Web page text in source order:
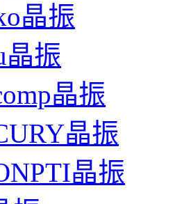
晶振
晶振
晶振
晶振
晶振